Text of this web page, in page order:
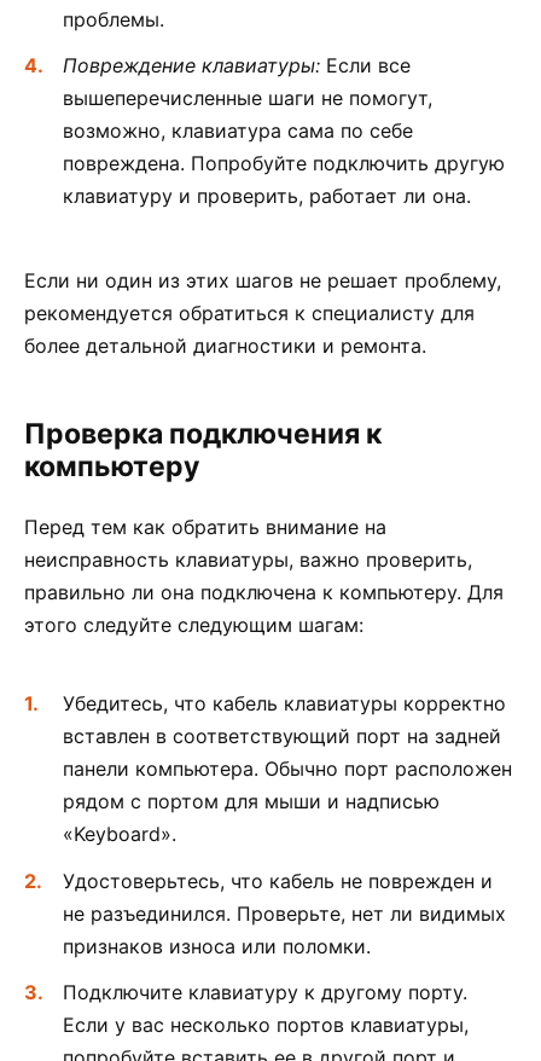
проблемы.
Повреждение клавиатуры: Если все
вышеперечисленные шаги не помогут,
возможно, клавиатура сама по себе
повреждена. Попробуйте подключить другую
клавиатуру и проверить, работает ли она.
Если ни один из этих шагов не решает проблему,
рекомендуется обратиться к специалисту для
более детальной диагностики и ремонта.
Проверка подключения к
компьютеру
Перед тем как обратить внимание на
неисправность клавиатуры, важно проверить,
правильно ли она подключена к компьютеру. Для
этого следуйте следующим шагам:
Убедитесь, что кабель клавиатуры корректно
вставлен в соответствующий порт на задней
панели компьютера. Обычно порт расположен
рядом с портом для мыши и надписью
«Keyboard».
Удостоверьтесь, что кабель не поврежден и
не разъединился. Проверьте, нет ли видимых
признаков износа или поломки.
Подключите клавиатуру к другому порту.
Если у вас несколько портов клавиатуры,